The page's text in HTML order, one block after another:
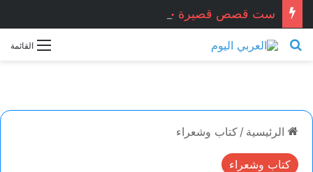
القائمة بحث عن
الرئيسية / كتاب وشعراء
كتاب وشعراء